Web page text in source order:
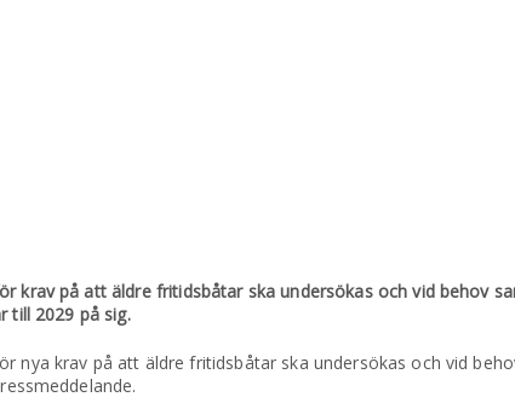
krav på att äldre fritidsbåtar ska undersökas och vid behov
till 2029 på sig.
nya krav på att äldre fritidsbåtar ska undersökas och vid